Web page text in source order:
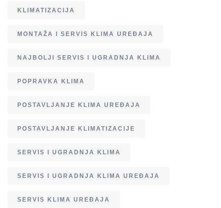
KLIMATIZACIJA
MONTAŽA I SERVIS KLIMA UREĐAJA
NAJBOLJI SERVIS I UGRADNJA KLIMA
POPRAVKA KLIMA
POSTAVLJANJE KLIMA UREĐAJA
POSTAVLJANJE KLIMATIZACIJE
SERVIS I UGRADNJA KLIMA
SERVIS I UGRADNJA KLIMA UREĐAJA
SERVIS KLIMA UREĐAJA